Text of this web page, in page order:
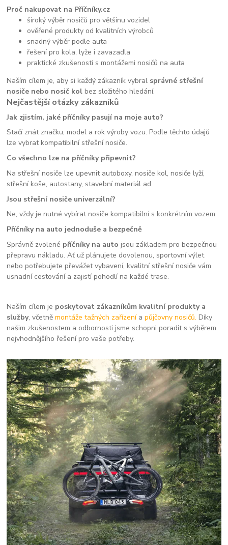
Proč nakupovat na Příčníky.cz
široký výběr nosičů pro většinu vozidel
ověřené produkty od kvalitních výrobců
snadný výběr podle auta
řešení pro kola, lyže i zavazadla
praktické zkušenosti s montážemi nosičů na auta
Naším cílem je, aby si každý zákazník vybral správné střešní
nosiče nebo nosič kol bez složitého hledání.
Nejčastější otázky zákazníků
Jak zjistím, jaké příčníky pasují na moje auto?
Stačí znát značku, model a rok výroby vozu. Podle těchto údajů
lze vybrat kompatibilní střešní nosiče.
Co všechno lze na příčníky připevnit?
Na střešní nosiče lze upevnit autoboxy, nosiče kol, nosiče lyží,
střešní koše, autostany, stavební materiál ad.
Jsou střešní nosiče univerzální?
Ne, vždy je nutné vybírat nosiče kompatibilní s konkrétním vozem.
Příčníky na auto jednoduše a bezpečně
Správně zvolené příčníky na auto jsou základem pro bezpečnou
přepravu nákladu. Ať už plánujete dovolenou, sportovní výlet
nebo potřebujete převážet vybavení, kvalitní střešní nosiče vám
usnadní cestování a zajistí pohodlí na každé trase.
Naším cílem je poskytovat zákazníkům kvalitní produkty a
služby, včetněmontáže tažných zařízení apůjčovny nosičů. Díky
našim zkušenostem a odbornosti jsme schopni poradit s výběrem
nejvhodnějšího řešení pro vaše potřeby.